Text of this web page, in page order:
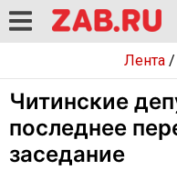
Лента/
Читинские
последнее
заседание